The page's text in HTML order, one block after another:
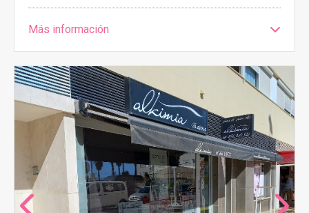
Más información